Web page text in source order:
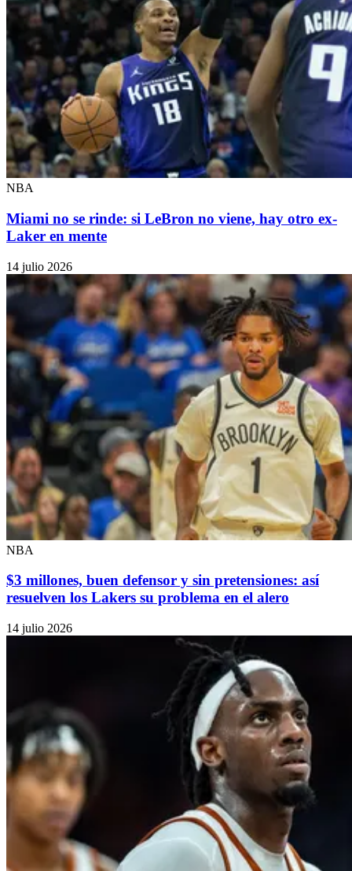
NBA
Miami no se rinde: si LeBron no viene, hay otro ex-
Laker en mente
14 julio 2026
NBA
$3 millones, buen defensor y sin pretensiones: así
resuelven los Lakers su problema en el alero
14 julio 2026